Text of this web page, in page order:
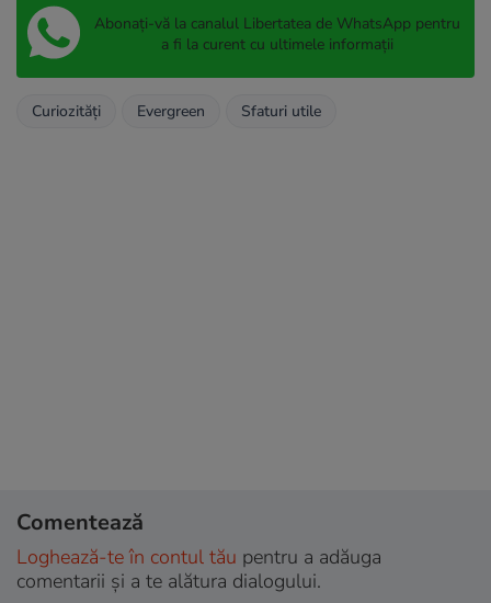
Abonați-vă la canalul Libertatea de WhatsApp pentru
a fi la curent cu ultimele informații
Curiozități Evergreen Sfaturi utile
Comentează
Loghează-te în contul tău pentru a adăuga
comentarii și a te alătura dialogului.